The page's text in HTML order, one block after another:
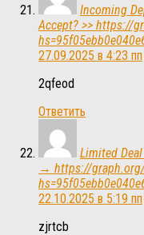
Incoming
Accept? >> https://
27.09.2025 в 4:23 пп
2qfeod
Ответить
Limited
→ https://graph.org/
22.10.2025 в 5:19 пп
zjrtcb